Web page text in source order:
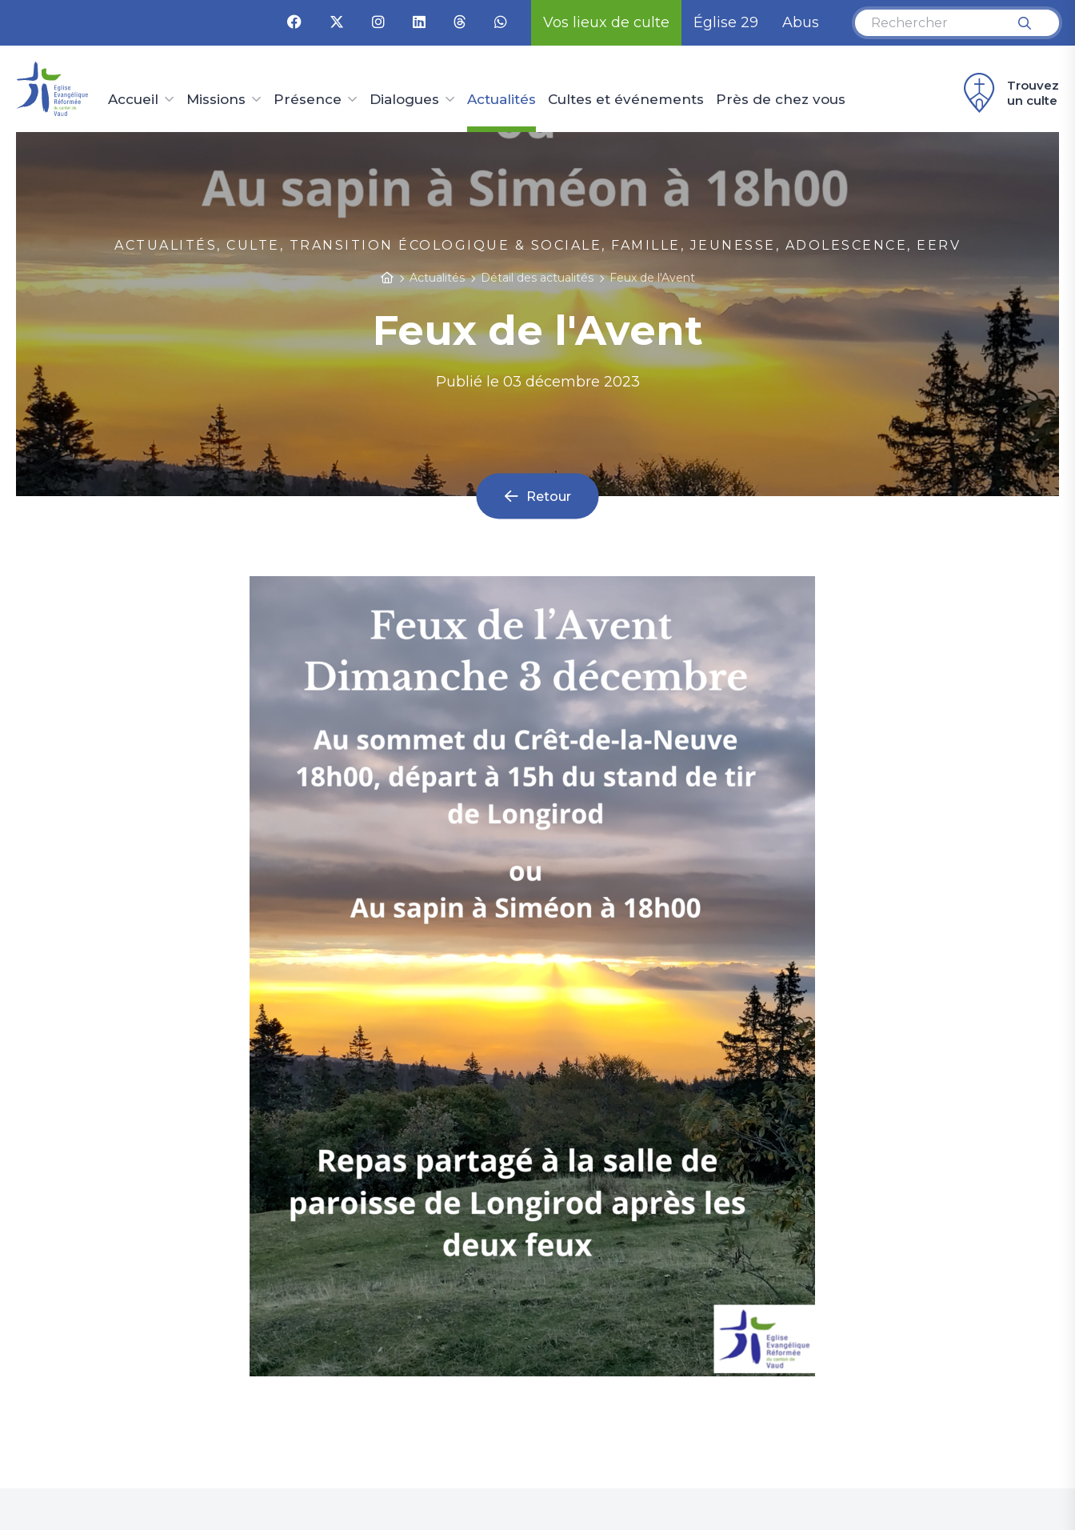
Vos lieux de culte Église 29 Abus
Accueil Missions Présence Dialogues Actualités Cultes et événements Près de chez vous
Trouvez
un culte
ACTUALITÉS, CULTE, TRANSITION ÉCOLOGIQUE & SOCIALE, FAMILLE, JEUNESSE, ADOLESCENCE, EERV
Actualités Détail des actualités Feux de l'Avent
Feux de l'Avent
Publié le 03 décembre 2023
Retour